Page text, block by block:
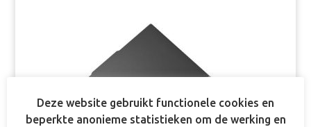
Deze website gebruikt functionele cookies en
beperkte anonieme statistieken om de werking en